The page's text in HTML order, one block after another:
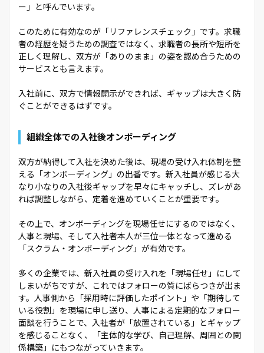
ー」と呼んでいます。
このために有効なのが「リファレンスチェック」です。求職
者の経歴を疑うための調査ではなく、求職者の長所や短所を
正しく理解し、双方が「ありのまま」の姿を認め合うための
サービスとも言えます。
入社前に、双方で情報開示ができれば、ギャップは大きく防
ぐことができるはずです。
組織全体での入社後オンボーディング
双方が納得して入社を決めた後は、現場の受け入れ体制を整
える「オンボーディング」の出番です。新入社員が感じる大
なり小なりの入社後ギャップを早々にキャッチし、ズレがあ
れば調整しながら、定着を進めていくことが重要です。
その上で、オンボーディングを現場任せにするのではなく、
人事と現場、そして入社者本人が三位一体となって進める
「スクラム・オンボーディング」が有効です。
多くの企業では、新入社員の受け入れを「現場任せ」にして
しまいがちですが、これではフォローの質にばらつきが出ま
す。人事側から「採用時に評価したポイント」や「期待して
いる役割」を現場に申し送り、人事による定期的なフォロー
面談を行うことで、入社者が「放置されている」とギャップ
を感じることなく、「主体的な学び、自己理解、周囲との関
係構築」にもつながっていきます。